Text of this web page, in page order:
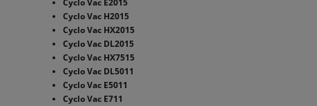
Cyclo Vac E2015
Cyclo Vac H2015
Cyclo Vac HX2015
Cyclo Vac DL2015
Cyclo Vac HX7515
Cyclo Vac DL5011
Cyclo Vac E5011
Cyclo Vac E711